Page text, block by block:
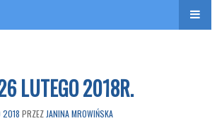
LUTEGO 2018R.
2018 PRZEZ JANINA MROWIŃSKA